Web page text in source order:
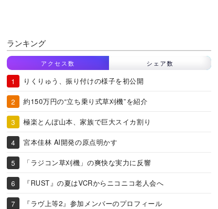
ランキング
アクセス数 シェア数
りくりゅう、振り付けの様子を初公開
約150万円の“立ち乗り式草刈機”を紹介
極楽とんぼ山本、家族で巨大スイカ割り
宮本佳林 AI開発の原点明かす
「ラジコン草刈機」の爽快な実力に反響
『RUST』の夏はVCRからニコニコ老人会へ
『ラヴ上等2』参加メンバーのプロフィール